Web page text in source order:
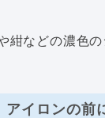
紺などの濃色
アイロンの前